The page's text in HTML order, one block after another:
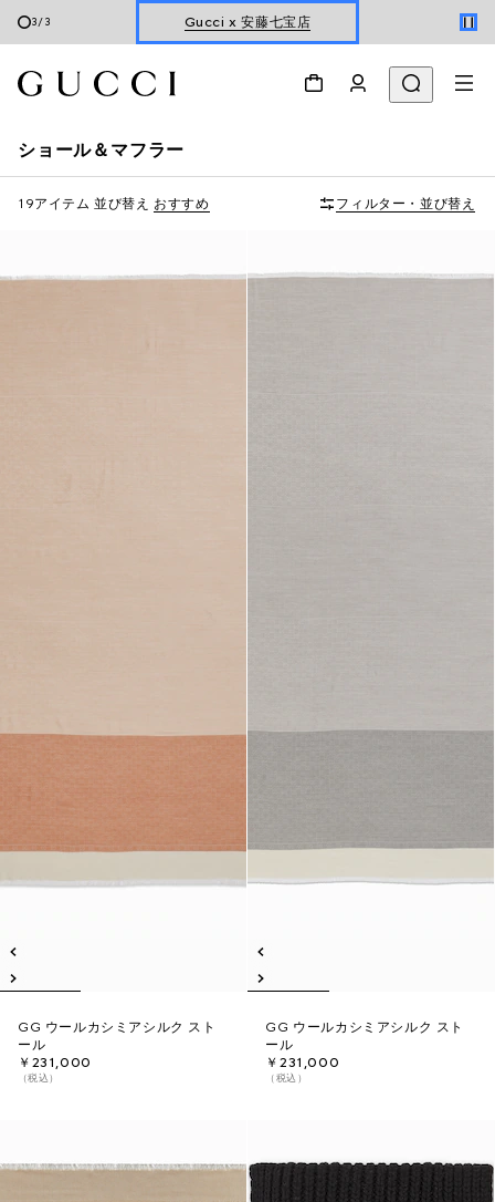
1/3 オンライン限定 〔GGマーモント〕
オンライン限定 〔GGマーモント〕
ショール＆マフラー
19アイテム 並び替え おすすめ フィルター・並び替え
GG ウールカシミアシルク スト
ール
￥231,000
（税込）
GG ウールカシミアシルク スト
ール
￥231,000
（税込）